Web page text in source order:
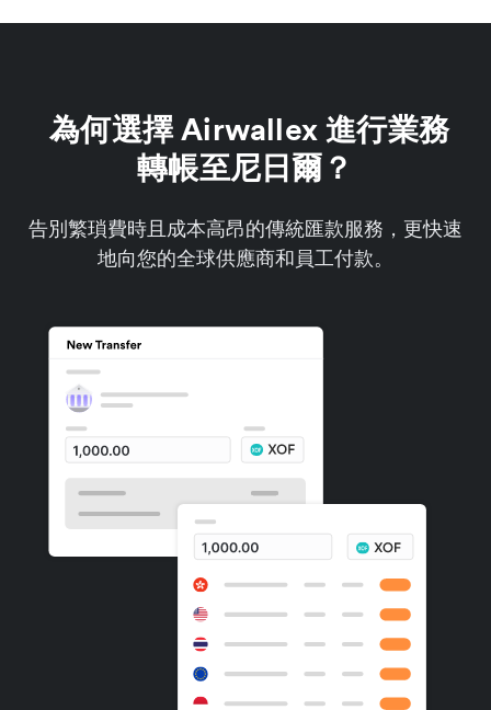
為何選擇 Airwallex 進行業務
轉帳至尼日爾？
告別繁瑣費時且成本高昂的傳統匯款服務，更快速
地向您的全球供應商和員工付款。